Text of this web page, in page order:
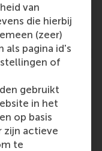
van
die hierbij
(zeer)
als pagina id's
of
gebruikt
in het
op basis
zijn actieve
te